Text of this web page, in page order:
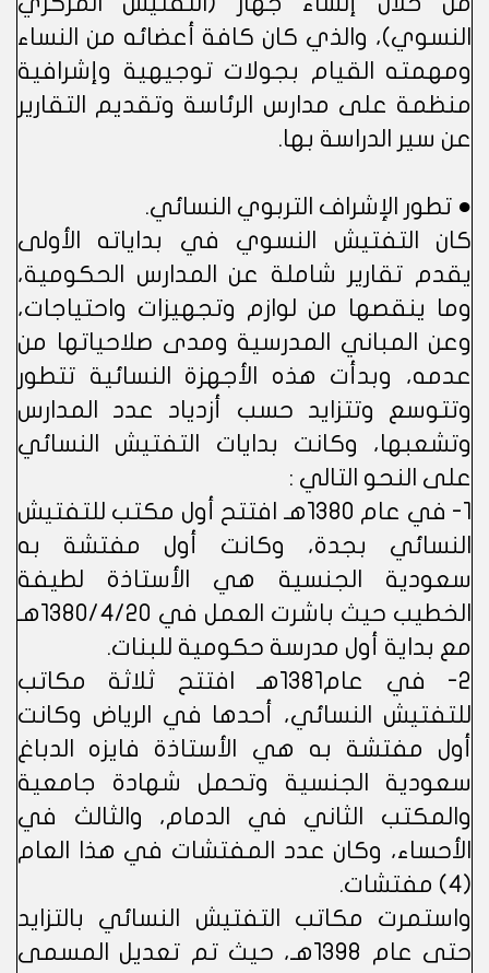
النسوي)، والذي كان كافة أعضائه من النساء
ومهمته القيام بجولات توجيهية وإشرافية
منظمة على مدارس الرئاسة وتقديم التقارير
عن سير الدراسة بها.
● تطور الإشراف التربوي النسائي.
كان التفتيش النسوي في بداياته الأولى
يقدم تقارير شاملة عن المدارس الحكومية،
وما ينقصها من لوازم وتجهيزات واحتياجات،
وعن المباني المدرسية ومدى صلاحياتها من
عدمه، وبدأت هذه الأجهزة النسائية تتطور
وتتوسع وتتزايد حسب أزدياد عدد المدارس
وتشعبها، وكانت بدايات التفتيش النسائي
على النحو التالي :
1- في عام 1380هـ افتتح أول مكتب للتفتيش
النسائي بجدة، وكانت أول مفتشة به
سعودية الجنسية هي الأستاذة لطيفة
الخطيب حيث باشرت العمل في 1380/4/20هـ
مع بداية أول مدرسة حكومية للبنات.
2- في عام1381هـ افتتح ثلاثة مكاتب
للتفتيش النسائي، أحدها في الرياض وكانت
أول مفتشة به هي الأستاذة فايزه الدباغ
سعودية الجنسية وتحمل شهادة جامعية
والمكتب الثاني في الدمام، والثالث في
الأحساء، وكان عدد المفتشات في هذا العام
(4) مفتشات.
واستمرت مكاتب التفتيش النسائي بالتزايد
حتى عام 1398هـ، حيث تم تعديل المسمى